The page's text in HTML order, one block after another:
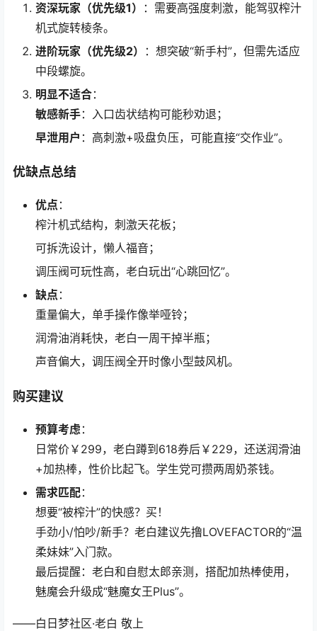
资深玩家（优先级1）
：需要高强度刺激，能驾驭榨汁
机式旋转棱条。
进阶玩家（优先级2）
：想突破“新手村”，但需先适应
中段螺旋。
明显不适合：
敏感新手：入口齿状结构可能秒劝退；
早泄用户 ：高刺激+吸盘负压，可能直接“交作业”。
优缺点总结
优点 ：
榨汁机式结构，刺激天花板；
可拆洗设计，懒人福音；
调压阀可玩性高，老白玩出“心跳回忆”。
缺点 ：
重量偏大，单手操作像举哑铃；
润滑油消耗快，老白一周干掉半瓶；
声音偏大，调压阀全开时像小型鼓风机。
购买建议
预算考虑 ：
日常价￥299，老白蹲到618券后￥229，还送润滑油
+加热棒，性价比起飞。学生党可攒两周奶茶钱。
需求匹配：
想要“被榨汁”的快感？买！
手劲小/怕吵/新手？老白建议先撸LOVEFACTOR的“温
柔妹妹”入门款。
最后提醒：老白和自慰太郎亲测，搭配加热棒使用，
魅魔会升级成“魅魔女王Plus”。
——白日梦社区·老白 敬上